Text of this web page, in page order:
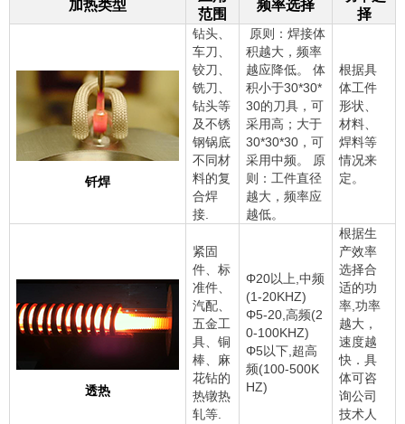
加热类型
范围
频率选择
择
钎焊
钻头、
车刀、
铰刀、
铣刀、
钻头等
及不锈
钢锅底
不同材
料的复
合焊
接.
原则：焊接体
积越大，频率
越应降低。 体
积小于30*30*
30的刀具，可
采用高；大于
30*30*30，可
采用中频。 原
则：工件直径
越大，频率应
越低。
根据具
体工件
形状、
材料、
焊料等
情况来
定。
透热
紧固
件、标
准件、
汽配、
五金工
具、铜
棒、麻
花钻的
热镦热
轧等.
Φ20以上,中频
(1-20KHZ)
Φ5-20,高频(2
0-100KHZ)
Φ5以下,超高
频(100-500K
HZ)
根据生
产效率
选择合
适的功
率,功率
越大，
速度越
快．具
体可咨
询公司
技术人